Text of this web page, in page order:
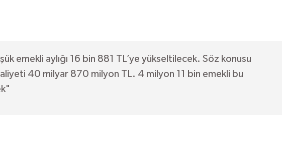
emekli aylığı 16 bin 881 TL’ye yükseltilecek. Söz konusu
40 milyar 870 milyon TL. 4 milyon 11 bin emekli bu